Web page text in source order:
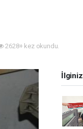
2628+ kez okundu.